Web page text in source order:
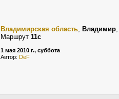
Владимирская область, Владимир,
Маршрут 11с
1 мая 2010 г., суббота
Автор: DeF